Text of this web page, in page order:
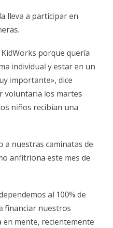
lleva a participar en
porque quería
individual y estar en un
importante», dice
voluntaria los martes
niños recibían una
a nuestras caminatas de
anfitriona este mes de
al 100% de
financiar nuestros
en mente, recientemente